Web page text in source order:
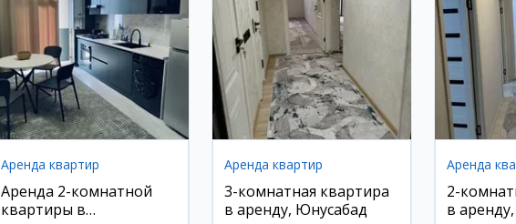
Аренда квартир
Аренда 2-комнатной
квартиры в
Аренда квартир
3-комнатная квартира
в аренду, Юнусабад
Аренда
2-
в